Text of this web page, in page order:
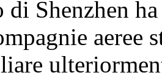
di Shenzhen
aeree